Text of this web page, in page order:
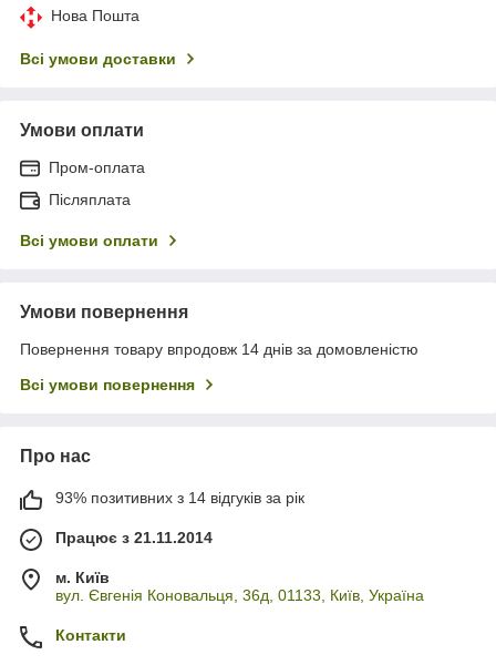
Нова Пошта
Всі умови доставки
Умови оплати
Пром-оплата
Післяплата
Всі умови оплати
Умови повернення
Повернення товару впродовж 14 днів за домовленістю
Всі умови повернення
Про нас
93% позитивних з 14 відгуків за рік
Працює з 21.11.2014
м. Київ
вул. Євгенія Коновальця, 36д, 01133, Київ, Україна
Контакти